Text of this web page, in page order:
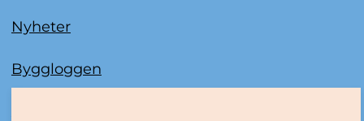
Nyheter
Byggloggen